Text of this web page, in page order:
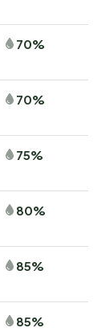
70%
70%
75%
80%
85%
85%